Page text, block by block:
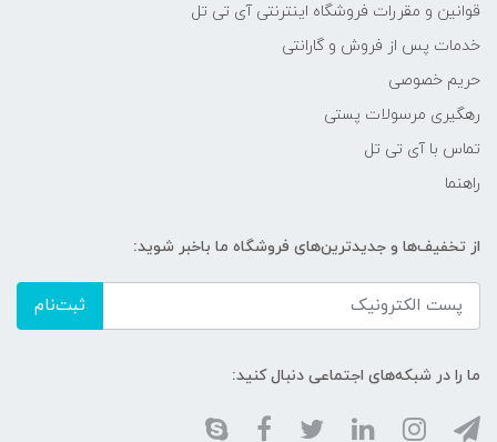
قوانین و مقررات فروشگاه اینترنتی آی تی تل
خدمات پس از فروش و گارانتی
حریم خصوصی
رهگیری مرسولات پستی
تماس با آی تی تل
راهنما
از تخفیف‌ها و جدیدترین‌های فروشگاه ما باخبر شوید:
ثبت‌نام
ما را در شبکه‌های اجتماعی دنبال کنید: